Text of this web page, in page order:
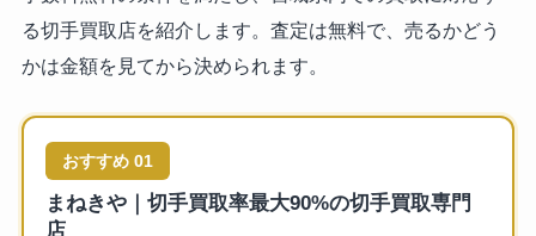
る切手買取店を紹介します。査定は無料で、売るかどう
かは金額を見てから決められます。
おすすめ 01
まねきや｜切手買取率最大90%の切手買取専門
店